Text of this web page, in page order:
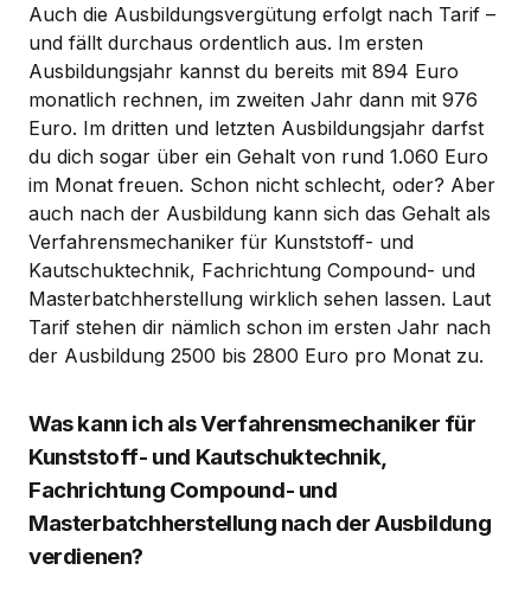
Auch die Ausbildungsvergütung erfolgt nach Tarif –
und fällt durchaus ordentlich aus. Im ersten
Ausbildungsjahr kannst du bereits mit 894 Euro
monatlich rechnen, im zweiten Jahr dann mit 976
Euro. Im dritten und letzten Ausbildungsjahr darfst
du dich sogar über ein Gehalt von rund 1.060 Euro
im Monat freuen. Schon nicht schlecht, oder? Aber
auch nach der Ausbildung kann sich das Gehalt als
Verfahrensmechaniker für Kunststoff- und
Kautschuktechnik, Fachrichtung Compound- und
Masterbatchherstellung wirklich sehen lassen. Laut
Tarif stehen dir nämlich schon im ersten Jahr nach
der Ausbildung 2500 bis 2800 Euro pro Monat zu.
Was kann ich als Verfahrensmechaniker für
Kunststoff- und Kautschuktechnik,
Fachrichtung Compound- und
Masterbatchherstellung nach der Ausbildung
verdienen?